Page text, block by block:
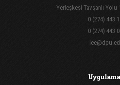
Yerleşkesi Tavşanlı Yolu
0 (274) 443
0 (274) 443